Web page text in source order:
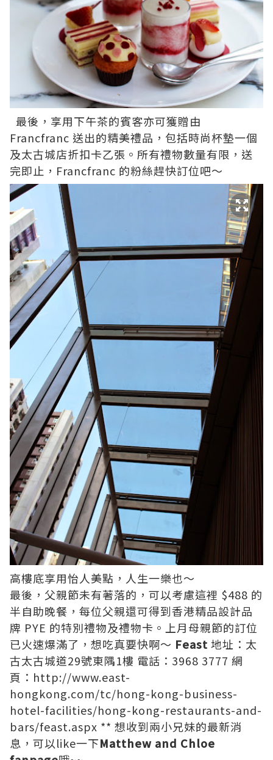
最後，享用下午茶的賓客亦可獲贈由
Francfranc 送出的精美禮品，包括時尚杯墊一個
及太古城店折扣卡乙張。所有禮物數量有限，送
完即止，Francfranc 的粉絲趕快訂位吧～
高樓底享用怡人美點，人生一樂也～
最後，父親節未有著落的，可以考慮這裡 $488 的
半自助晚餐，每位父親還可得到香港精品設計品
牌 PYE 的特別禮物及禮物卡。上月母親節的訂位
已火速爆滿了，想吃真要快啊～ Feast 地址：太
古太古城道29號東隅1樓 電話：3968 3777 網
頁： http://www.east-
hongkong.com/tc/hong-kong-business-
hotel-facilities/hong-kong-restaurants-and-
bars/feast.aspx ** 想收到兩小兄妹的最新消
息，可以like一下Matthew and Chloe